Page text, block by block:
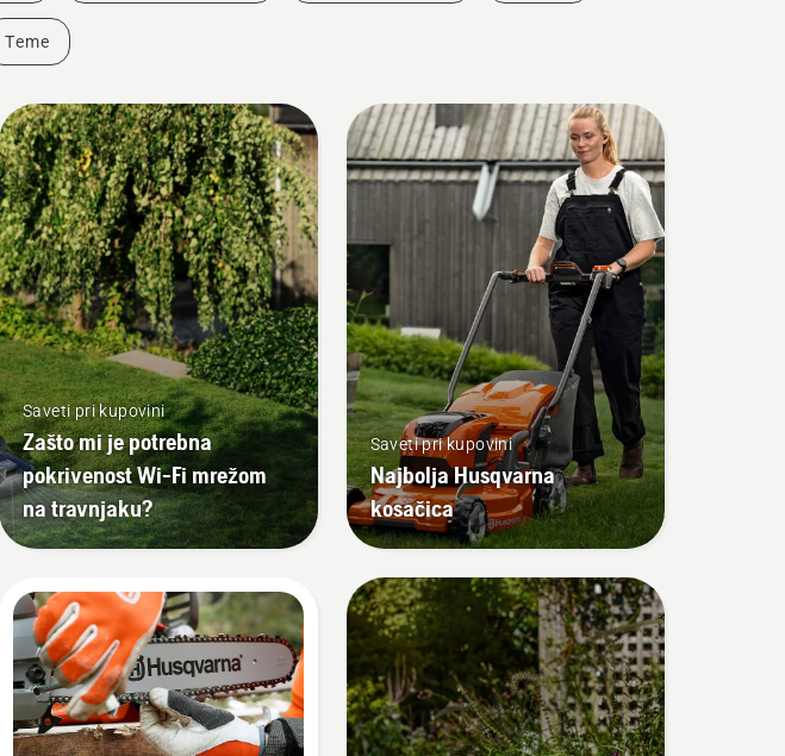
Teme
Saveti pri kupovini
Zašto mi je potrebna
pokrivenost Wi-Fi mrežom
na travnjaku?
Saveti pri kupovini
Najbolja Husqvarna
kosačica